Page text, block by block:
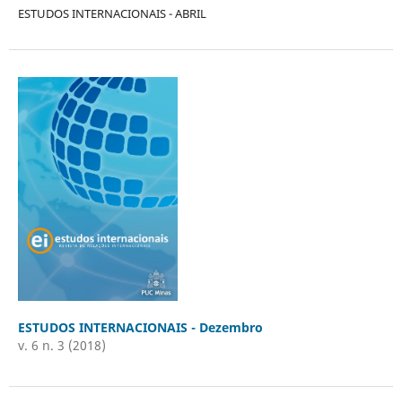
ESTUDOS INTERNACIONAIS - ABRIL
ESTUDOS INTERNACIONAIS - Dezembro
v. 6 n. 3 (2018)